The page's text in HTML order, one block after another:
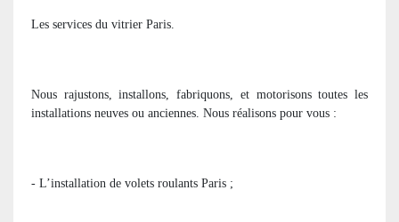
Les services du vitrier Paris.
Nous rajustons, installons, fabriquons, et motorisons toutes les
installations neuves ou anciennes. Nous réalisons pour vous :
- L’installation de volets roulants Paris ;